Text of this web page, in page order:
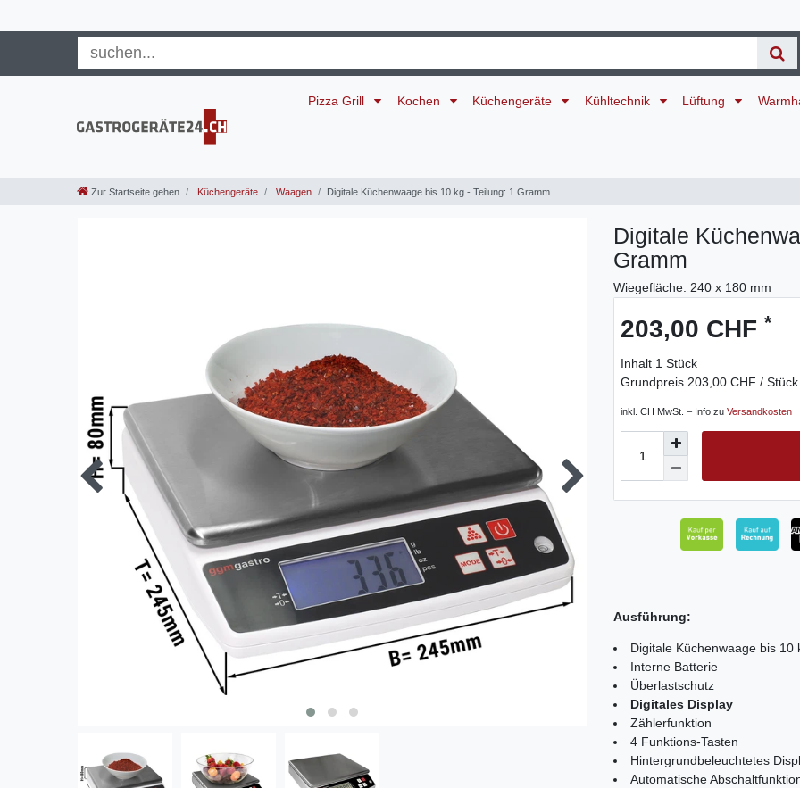
Pizza Grill Kochen Küchengeräte Kühltechnik Lüftung
Zur Startseite gehen Küchengeräte Waagen Digitale Küchenwaage bis 10 kg - Teilung: 1 Gramm
Digitale
Gramm
Wiegefläche: 240 x 180 mm
203,00 CHF *
Inhalt 1 Stück
Grundpreis 203,00 CHF / Stück
inkl. CH MwSt. – Info zu Versandkosten
Ausführung:
Digitale Küchenwaage bis 10
Interne Batterie
Überlastschutz
Digitales Display
Zählerfunktion
4 Funktions-Tasten
Hintergrundbeleuchtetes
Automatische